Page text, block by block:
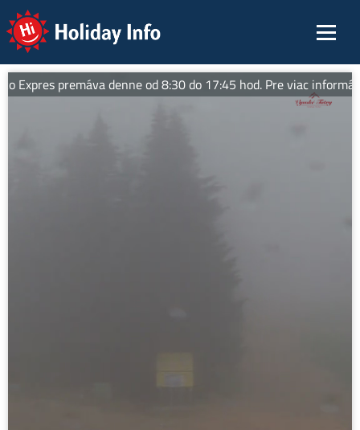
Holiday Info
Expres premáva denne od 8:30 do 17:45 hod. Pre viac